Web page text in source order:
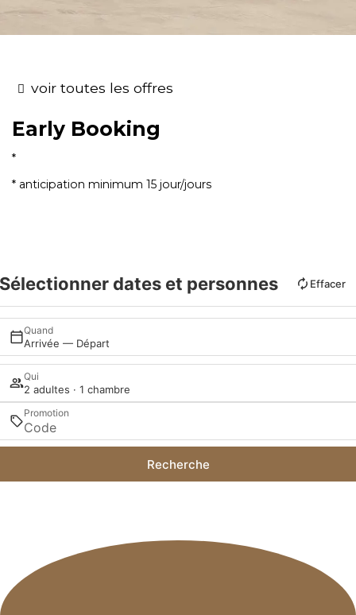
voir toutes les offres
Early Booking
anticipation minimum 15 jour/jours
Sélectionner dates et personnes Effacer
Quand
Arrivée — Départ
Qui
2 adultes · 1 chambre
Promotion
Recherche